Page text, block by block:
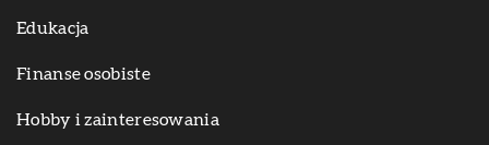
Edukacja
Finanse osobiste
Hobby i zainteresowania